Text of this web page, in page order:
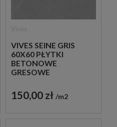
VIVES SEINE GRIS
60X60 PŁYTKI
BETONOWE
GRESOWE
150,00 zł m2